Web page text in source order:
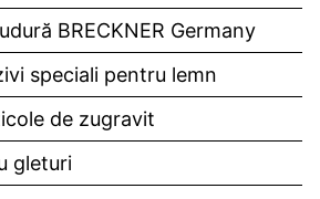
BRECKNER Germany
speciali pentru lemn
de zugravit
gleturi